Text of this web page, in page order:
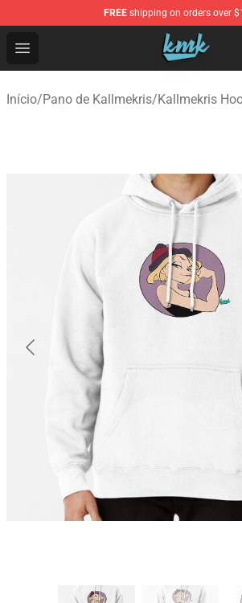
FREE shipping on orders over
Open menu
KallMeKris Store - Official
Início/Pano de Kallmekris/Kallmekris